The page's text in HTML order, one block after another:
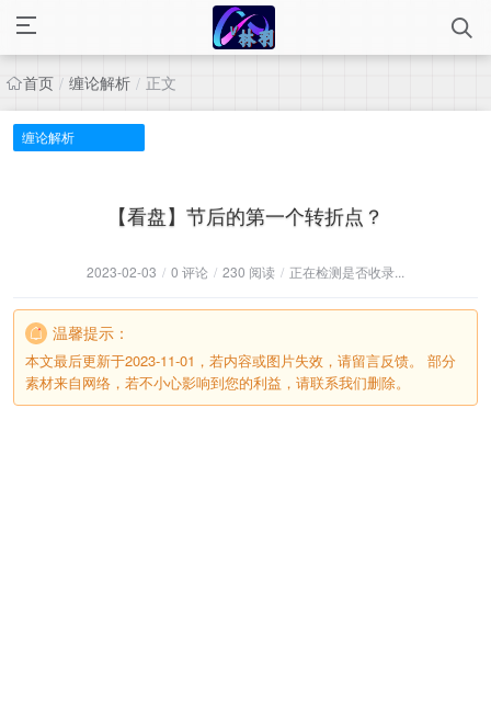
首页 / 缠论解析 / 正文
缠论解析
【看盘】节后的第一个转折点？
2023-02-03 / 0 评论 / 230 阅读 / 正在检测是否收录...
温馨提示：
本文最后更新于2023-11-01，若内容或图片失效，请留言反馈。 部分
素材来自网络，若不小心影响到您的利益，请联系我们删除。